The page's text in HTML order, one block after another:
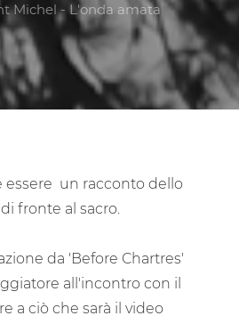
Michel - L'onda amata
essere un racconto dello
fronte al sacro.
da 'Before Chartres'
all'incontro con il
a ciò che sarà il video